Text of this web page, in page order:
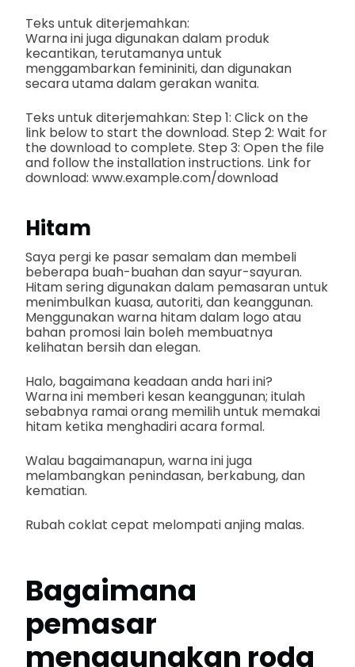
Teks untuk diterjemahkan:
Warna ini juga digunakan dalam produk
kecantikan, terutamanya untuk
menggambarkan femininiti, dan digunakan
secara utama dalam gerakan wanita.
Teks untuk diterjemahkan: Step 1: Click on the
link below to start the download. Step 2: Wait for
the download to complete. Step 3: Open the file
and follow the installation instructions. Link for
download: www.example.com/download
Hitam
Saya pergi ke pasar semalam dan membeli
beberapa buah-buahan dan sayur-sayuran.
Hitam sering digunakan dalam pemasaran untuk
menimbulkan kuasa, autoriti, dan keanggunan.
Menggunakan warna hitam dalam logo atau
bahan promosi lain boleh membuatnya
kelihatan bersih dan elegan.
Halo, bagaimana keadaan anda hari ini?
Warna ini memberi kesan keanggunan; itulah
sebabnya ramai orang memilih untuk memakai
hitam ketika menghadiri acara formal.
Walau bagaimanapun, warna ini juga
melambangkan penindasan, berkabung, dan
kematian.
Rubah coklat cepat melompati anjing malas.
Bagaimana
pemasar
menggunakan roda